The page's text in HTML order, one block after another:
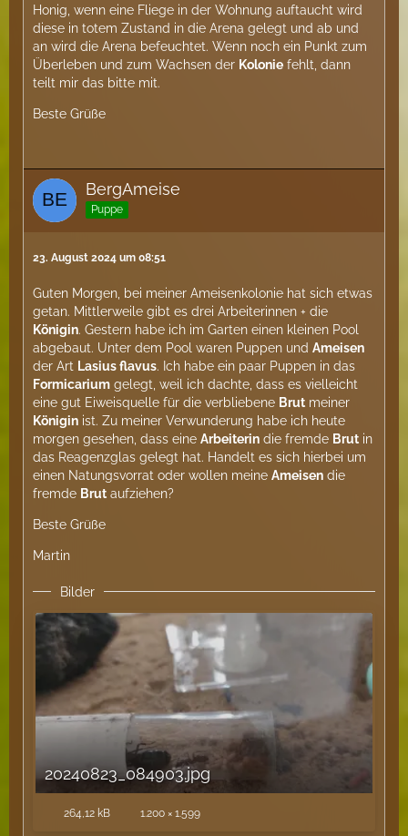
Honig, wenn eine Fliege in der Wohnung auftaucht wird
diese in totem Zustand in die Arena gelegt und ab und
an wird die Arena befeuchtet. Wenn noch ein Punkt zum
Überleben und zum Wachsen der Kolonie fehlt, dann
teilt mir das bitte mit.
Beste Grüße
BergAmeise
Puppe
23. August 2024 um 08:51
Guten Morgen, bei meiner Ameisenkolonie hat sich etwas
getan. Mittlerweile gibt es drei Arbeiterinnen + die
Königin. Gestern habe ich im Garten einen kleinen Pool
abgebaut. Unter dem Pool waren Puppen und Ameisen
der Art Lasius flavus. Ich habe ein paar Puppen in das
Formicarium gelegt, weil ich dachte, dass es vielleicht
eine gut Eiweisquelle für die verbliebene Brut meiner
Königin ist. Zu meiner Verwunderung habe ich heute
morgen gesehen, dass eine Arbeiterin die fremde Brut in
das Reagenzglas gelegt hat. Handelt es sich hierbei um
einen Natungsvorrat oder wollen meine Ameisen die
fremde Brut aufziehen?
Beste Grüße
Martin
Bilder
20240823_084903.jpg
264,12 kB 1.200 × 1.599